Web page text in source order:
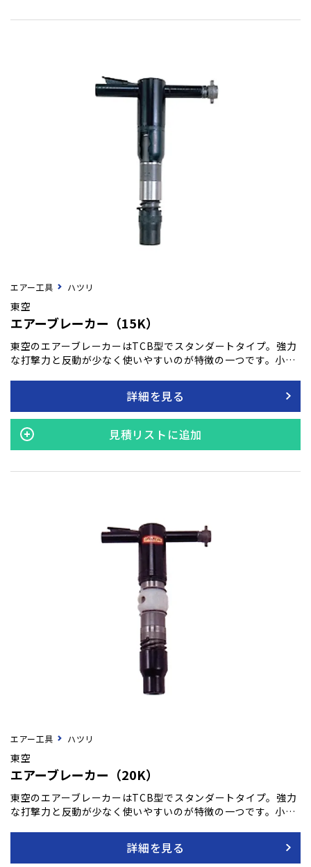
上させます。東空の技術により開発されたこのハツリツール
エアー工具 ハツリ
東空
エアーブレーカー（15K）
東空のエアーブレーカーはTCB型でスタンダートタイプ。強力
な打撃力と反動が少なく使いやすいのが特徴の一つです。小ハ
の高さと信頼性で知られており、あらゆる状況下での作業を効
率的かつ安全に行うことが可能となり、長時間の使用にも耐え
うる耐久性を実現しています。建設、解体、修復作業など、
様々な現場でのニーズにお応えします。
詳細を見る
見積リストに追加
エアー工具 ハツリ
東空
エアーブレーカー（20K）
東空のエアーブレーカーはTCB型でスタンダートタイプ。強力
な打撃力と反動が少なく使いやすいのが特徴の一つです。小ハ
の高さと信頼性で知られており、あらゆる状況下での作業を効
詳細を見る